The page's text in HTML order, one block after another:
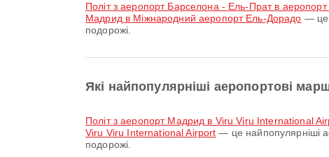
політ з аеропорт Барселона - Ель-Прат в
Мадрид в Міжнародний аеропорт Ель-Дорадо — це
подорожі.
Які найпопулярніші аеропортові
політ з аеропорт Мадрид в Viru Viru International
Viru Viru International Airport — це найпопулярніші
подорожі.